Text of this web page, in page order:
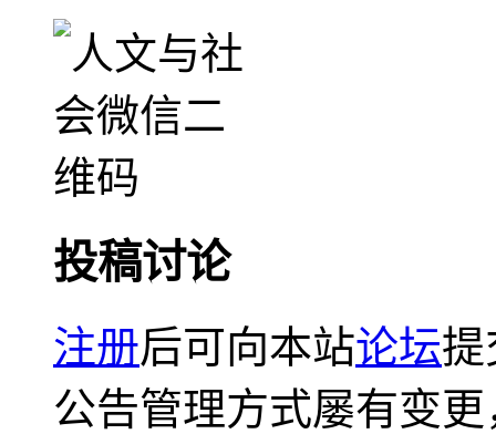
投稿讨论
注册后可向本站论坛提
公告管理方式屡有变